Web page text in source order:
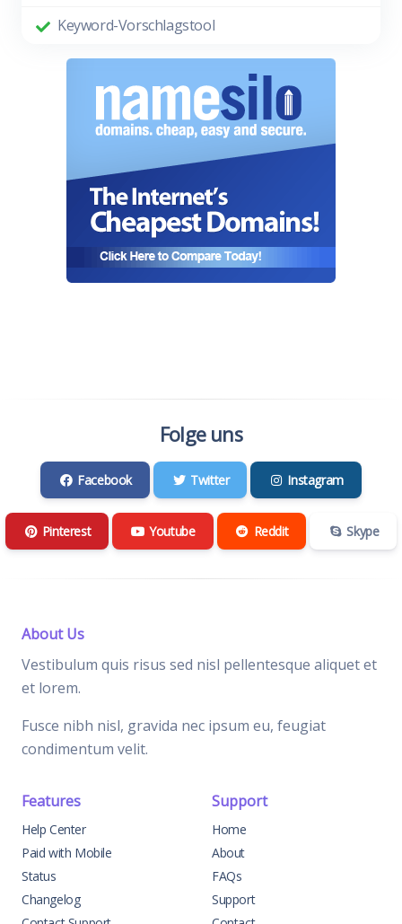
Keyword-Vorschlagstool
Folge uns
Facebook Twitter Instagram
Pinterest Youtube Reddit Skype
About Us
Vestibulum quis risus sed nisl pellentesque aliquet et
et lorem.
Fusce nibh nisl, gravida nec ipsum eu, feugiat
condimentum velit.
Features
Help Center
Paid with Mobile
Status
Changelog
Support
Home
About
FAQs
Support